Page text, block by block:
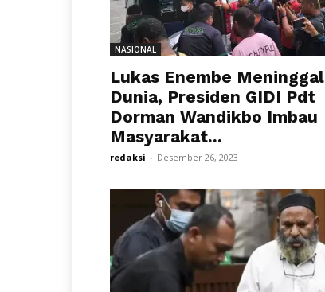
NASIONAL
Lukas Enembe Meninggal
Dunia, Presiden GIDI Pdt
Dorman Wandikbo Imbau
Masyarakat...
redaksi - Desember 26, 2023